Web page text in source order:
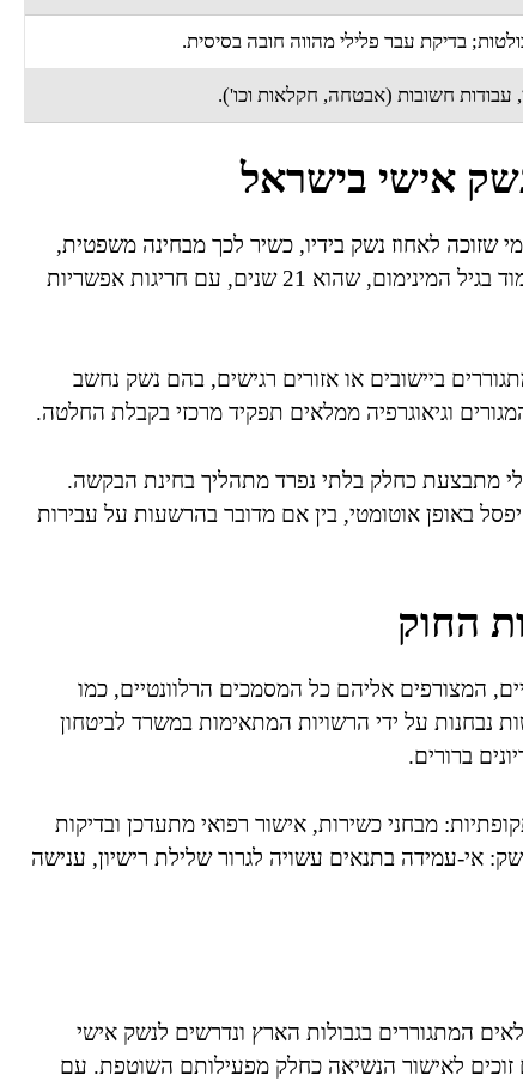
בדיקת עבר פלילי מהווה חובה בסיסית.
עבודות חשובות (אבטחה, חקלאות וכו').
אישי בישראל
שזוכה לאחוז נשק בידיו, כשיר לכך מבחינה משפטית,
חברתית ונפשית. הדרישה הראשונה היא שהמבקש יעמוד בגיל המינימום, שהוא 21 שנים, עם חריגות אפשריות
ביישובים או אזורים רגישים, בהם נשק נחשב
וגיאוגרפיה ממלאים תפקיד מרכזי בקבלת החלטה.
מתבצעת כחלק בלתי נפרד מתהליך בחינת הבקשה.
באופן אוטומטי, בין אם מדובר בהרשעות על עבירות
החוק
המצורפים אליהם כל המסמכים הרלוונטיים, כמו
נבחנות על ידי הרשויות המתאימות במשרד לביטחון
ברורים.
מבחני כשירות, אישור רפואי מתעדכן ובדיקות
אי-עמידה בתנאים עשויה לגרור שלילת רישיון, ענישה
המתגוררים בגבולות הארץ ונדרשים לנשק אישי
זוכים לאישור הנשיאה כחלק מפעילותם השוטפת. עם